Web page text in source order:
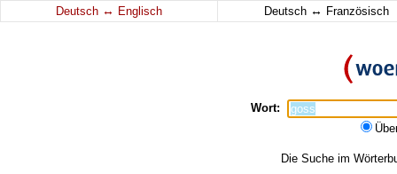
Deutsch ↔ Englisch Deutsch ↔ Französisch
Wort:
Die Suche im